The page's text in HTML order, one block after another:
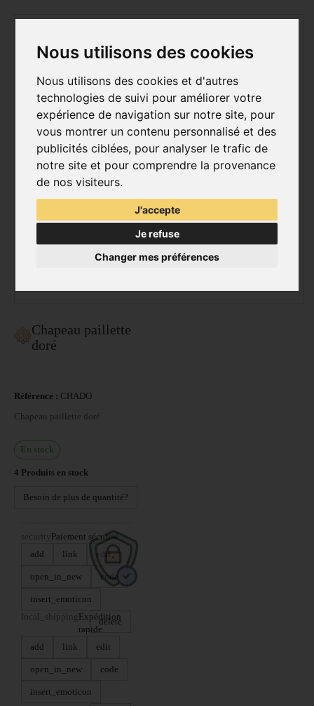
Nous utilisons des cookies
Nous utilisons des cookies et d'autres
technologies de suivi pour améliorer votre
expérience de navigation sur notre site, pour
vous montrer un contenu personnalisé et des
publicités ciblées, pour analyser le trafic de
notre site et pour comprendre la provenance
de nos visiteurs.
J'accepte
Je refuse
Changer mes préférences
Chapeau paillette
doré
Référence : CHADO
Chapeau paillette doré
En stock
4 Produits en stock
Besoin de plus de quantité?
security Paiement sécurisé
add
link edit
open_in_new code
insert_emoticon
delete
local_shipping Expédition
rapide
add
link edit
open_in_new code
insert_emoticon